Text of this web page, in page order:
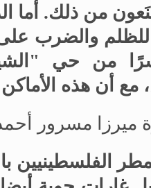
من ذلك. أما
والضرب على
من حي
مع أن هذه
مسرور أحمد
الفلسطينيين